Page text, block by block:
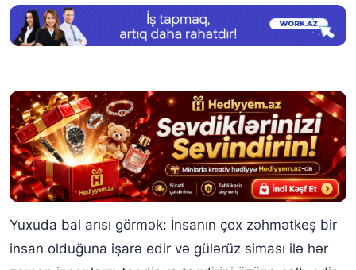
Yuxuda bal arısı görmək: İnsanın çox zəhmətkeş bir
insan olduğuna işarə edir və gülərüz siması ilə hər